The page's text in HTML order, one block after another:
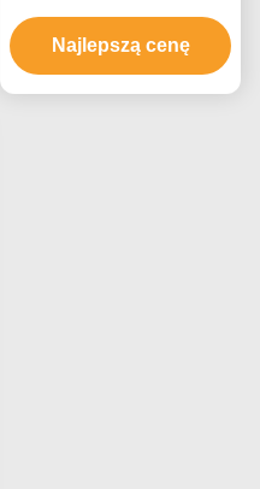
Zastosowano
zastosowanie wspólnej
katody Ultra Blue Process
Najlepszą cenę